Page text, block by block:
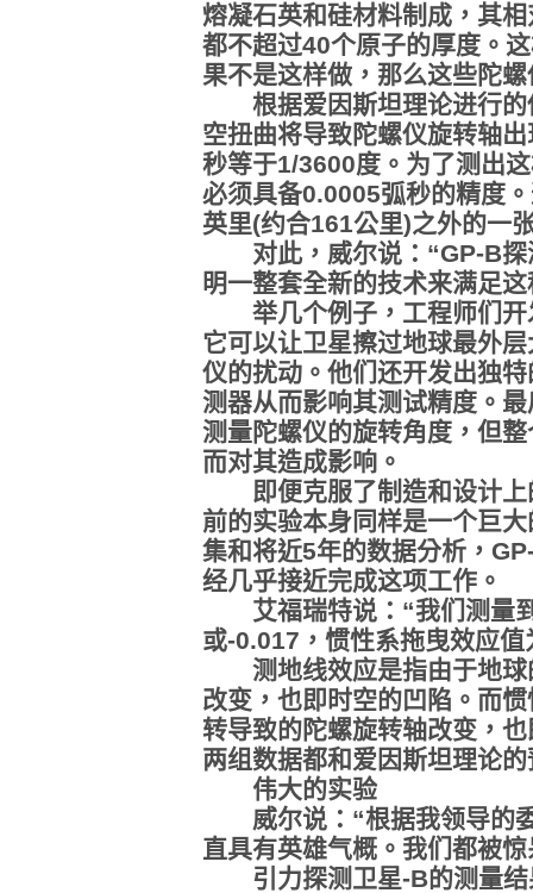
熔凝石英和硅材料制成，其
都不超过40个原子的厚度。
果不是这样做，那么这些陀
根据爱因斯坦理论进行的
空扭曲将导致陀螺仪旋转轴
秒等于1/3600度。为了测出
必须具备0.0005弧秒的精度
英里(约合161公里)之外的一
对此，威尔说：“GP-B探
明一整套全新的技术来满足
举几个例子，工程师们开
它可以让卫星擦过地球最外
仪的扰动。他们还开发出独
测器从而影响其测试精度。
测量陀螺仪的旋转角度，但
而对其造成影响。
即便克服了制造和设计上
前的实验本身同样是一个巨
集和将近5年的数据分析，
经几乎接近完成这项工作。
艾福瑞特说：“我们测量
或-0.017，惯性系拖曳效应
测地线效应是指由于地球
改变，也即时空的凹陷。而
转导致的陀螺旋转轴改变，
两组数据都和爱因斯坦理论
伟大的实验
威尔说：“根据我领导的
直具有英雄气概。我们都被
引力探测卫星-B的测量结